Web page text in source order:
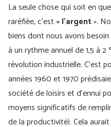
La seule chose qui soit en
raréfiée, c’est « l’argent».
biens dont nous avons
à un rythme annuel de 1,5 à
révolution industrielle. C’est
années 1960 et 1970
société de loisirs et d’ennui
moyens significatifs de
de la productivité). Cela